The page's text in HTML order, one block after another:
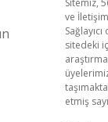
Sitemiz,
ve
sitedeki
etmiş